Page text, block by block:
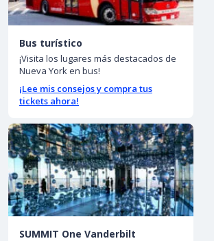
Bus turístico
¡Visita los lugares más destacados de
Nueva York en bus!
¡Lee mis consejos y compra tus
tickets ahora!
SUMMIT One Vanderbilt